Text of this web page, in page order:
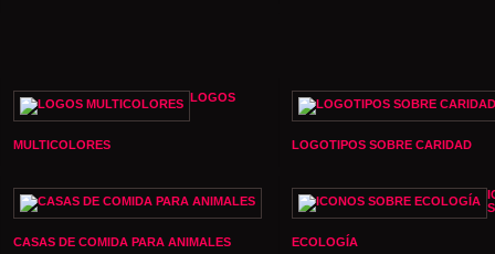
LOGOS
MULTICOLORES LOGOTIPOS SOBRE CARIDAD
CASAS DE COMIDA PARA ANIMALES ECOLOGÍA